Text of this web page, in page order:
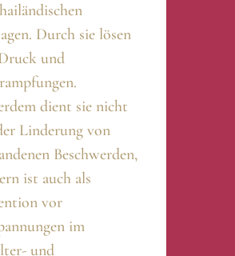
Durch sie lösen
und
dient sie nicht
Linderung von
Beschwerden,
ist auch als
vor
im
und